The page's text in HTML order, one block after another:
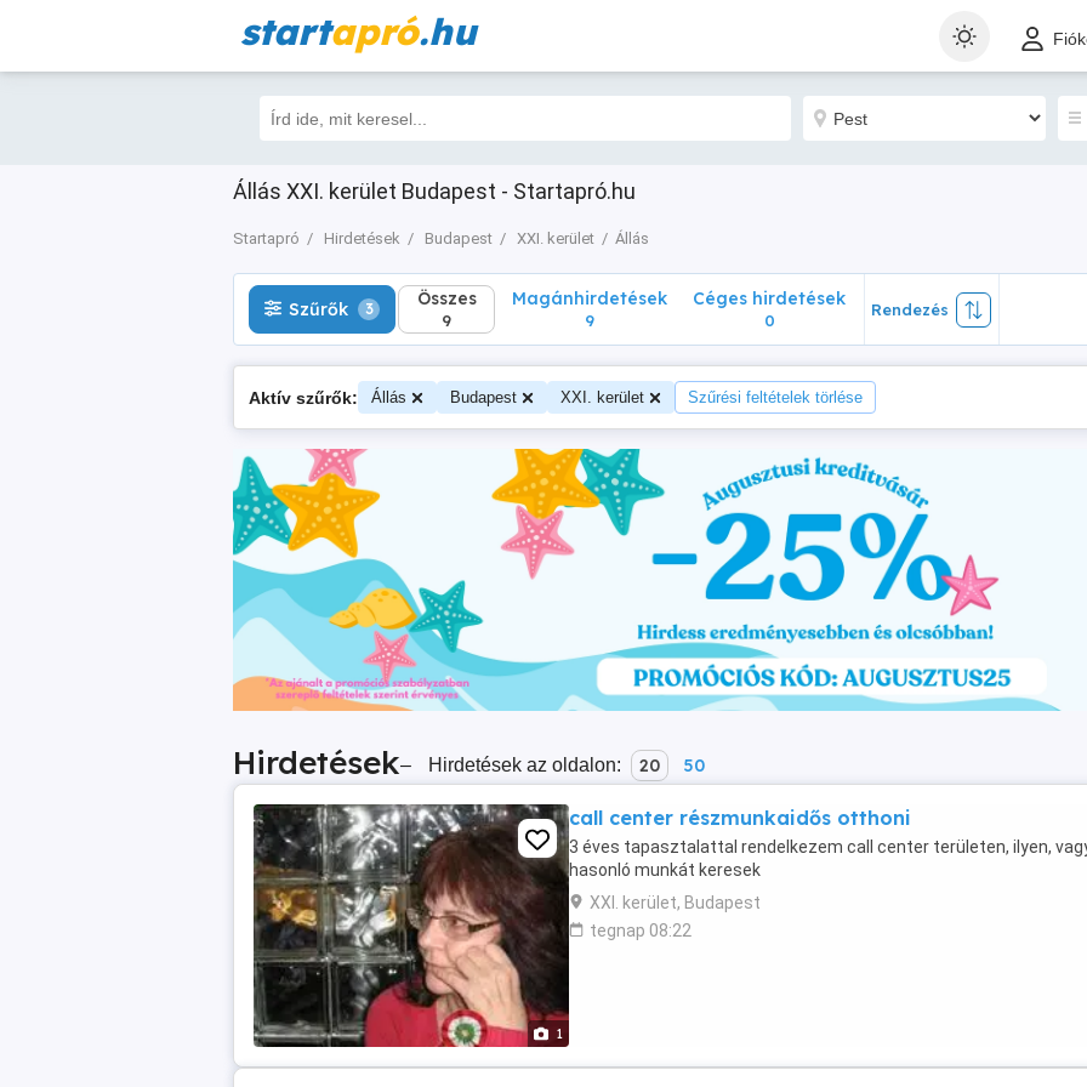
startapró.hu
Állás XXI. kerület Budapest - Startapró.hu
Startapró Hirdetések Budapest XXI. kerület Állás
Szűrők 3 Összes
9
Szűrők 3 Összes
9
Magánhirdetések
9
Céges hirdetések
0
Rendezés
Aktív szűrők: Állás Budapest XXI. kerület Szűrési feltételek törlése
Hirdetések– Hirdetések az oldalon: 20 50
1
call center részmunkaidős otthoni
3 éves tapasztalattal rendelkezem call center területen, ilyen,
hasonló munkát keresek
XXI. kerület, Budapest
tegnap 08:22